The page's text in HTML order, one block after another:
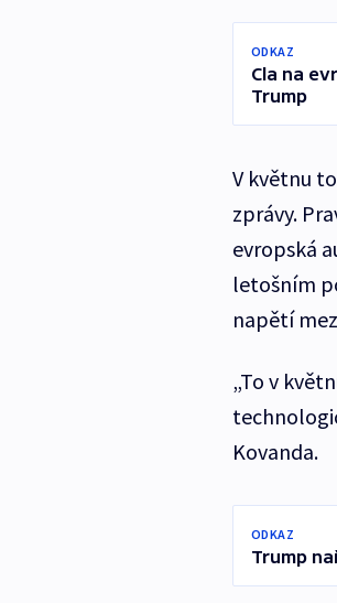
ODKAZ
Cla na
Trump
V květnu
zprávy.
evropská
letošním
napětí
„To v
Kovanda.
ODKAZ
Trump